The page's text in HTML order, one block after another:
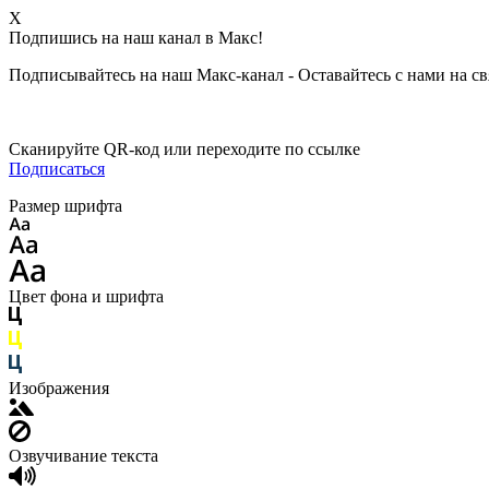
X
Подпишись на наш канал в Макс!
Подписывайтесь на наш Макс-канал - Оставайтесь с нами на
Сканируйте QR-код или переходите по ссылке
Подписаться
Размер шрифта
Цвет фона и шрифта
Изображения
Озвучивание текста